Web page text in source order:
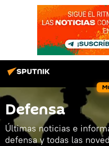
Defensa
Últimas noticias e
defensa y todas las